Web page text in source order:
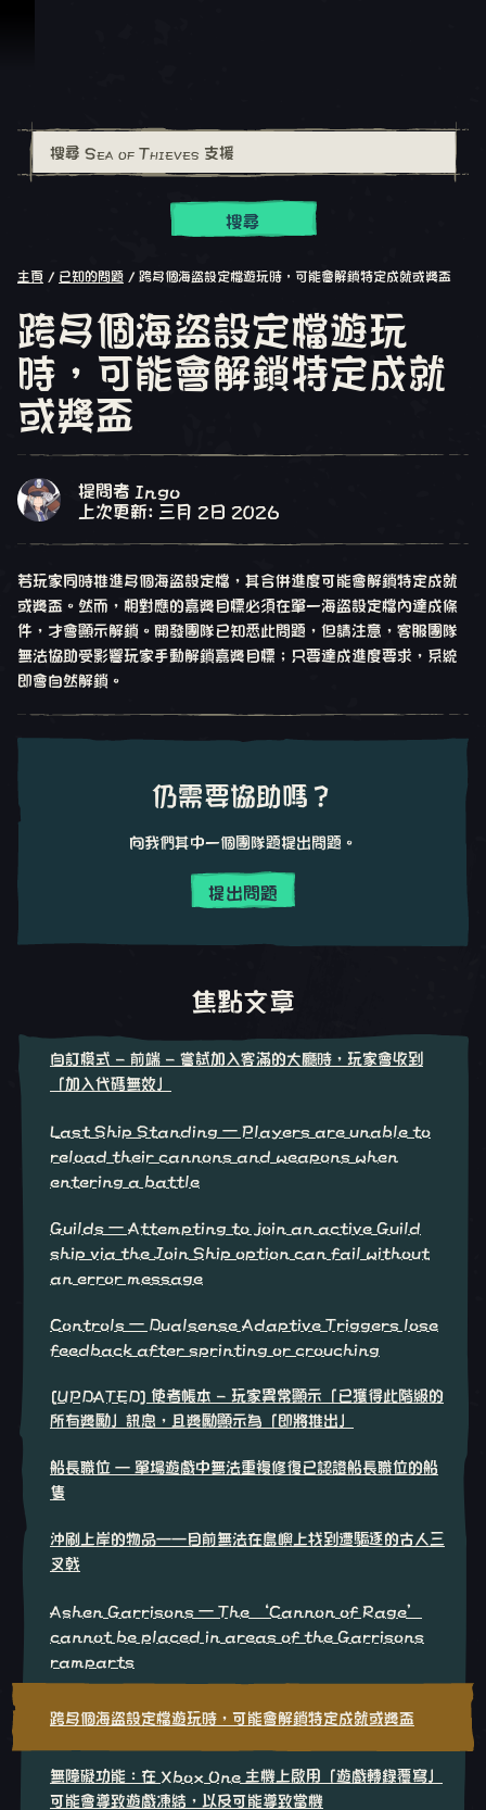
搜尋
主頁 已知的問題 跨多個海盜設定檔遊玩時，可能會解鎖特定成就或獎盃
跨多個海盜設定檔遊玩
時，可能會解鎖特定成就
或獎盃
提問者 Ingo
上次更新: 三月 2日 2026
若玩家同時推進多個海盜設定檔，其合併進度可能會解鎖特定成就
或獎盃。然而，相對應的嘉獎目標必須在單一海盜設定檔內達成條
件，才會顯示解鎖。開發團隊已知悉此問題，但請注意，客服團隊
無法協助受影響玩家手動解鎖嘉獎目標；只要達成進度要求，系統
即會自然解鎖。
仍需要協助嗎？
向我們其中一個團隊題提出問題。
提出問題
焦點文章
自訂模式 - 前端 - 嘗試加入客滿的大廳時，玩家會收到
「加入代碼無效」
Last Ship Standing – Players are unable to
reload their cannons and weapons when
entering a battle
Guilds – Attempting to join an active Guild
ship via the Join Ship option can fail without
an error message
Controls – Dualsense Adaptive Triggers lose
feedback after sprinting or crouching
[UPDATED] 使者帳本 - 玩家異常顯示「已獲得此階級的
所有獎勵」訊息，且獎勵顯示為「即將推出」
船長職位 – 單場遊戲中無法重複修復已認證船長職位的船
隻
沖刷上岸的物品——目前無法在島嶼上找到遭驅逐的古人三
叉戟
Ashen Garrisons – The ‘Cannon of Rage’
cannot be placed in areas of the Garrisons
ramparts
跨多個海盜設定檔遊玩時，可能會解鎖特定成就或獎盃
無障礙功能：在 Xbox One 主機上啟用「遊戲轉錄覆寫」
可能會導致遊戲凍結，以及可能導致當機